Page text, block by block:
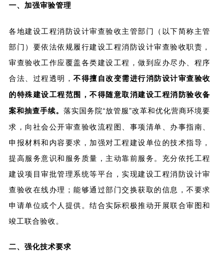
一、加强审验管理
各地建设工程消防设计审查验收主管部门（以下简称主管
部门）要依法依规履行建设工程消防设计审查验收职责，
审查验收工作应覆盖各类建设工程，做到应办尽办、程序
合法、过程透明， 不得擅自改变需进行消防设计审查验收
的特殊建设工程范围，不得随意取消建设工程消防验收备
案和抽查手续。 落实国务院“放管服”改革和优化营商环境要
求，向社会公开审查验收流程图、事项清单、办事指南、
申报材料和内容要求，加强对工程建设单位的技术指导，
提高服务意识和服务质量，主动靠前服务。充分依托工程
建设项目审批管理系统等平台，实现建设工程消防设计审
查验收在线办理；能够通过部门交换获取的信息，不要求
申请单位或个人提供。结合实际积极推动开展联合审图和
竣工联合验收。
二、强化技术要求